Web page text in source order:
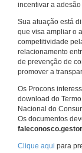
incentivar a
Sua atuação está
que visa ampliar o
competitividade
relacionamento
de prevenção de
promover a
Os Procons
download do
Nacional do
Os documentos
Clique aqui para